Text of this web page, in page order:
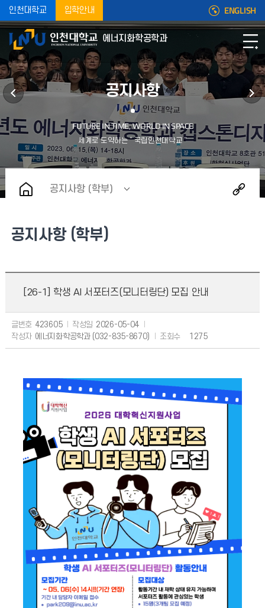
인천대학교 입학안내 ENGLISH
에너지화학공학과
공지사항
공지사항 (학부)
공지사항 (학부)
[26-1] 학생 AI 서포터즈(모니터링단) 모집 안내
글번호 423605 작성일 2026-05-04
작성자 에너지화학공학과 (032-835-8670) 조회수 1275